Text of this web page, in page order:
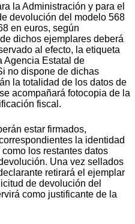
la Administración y para el
devolución del modelo 568
en euros, según
dichos ejemplares deberá
al efecto, la etiqueta
Agencia Estatal de
no dispone de dichas
la totalidad de los datos de
acompañará fotocopia de la
fiscal.
estar firmados,
la identidad
los restantes datos
Una vez sellados
retirará el ejemplar
de devolución del
como justificante de la